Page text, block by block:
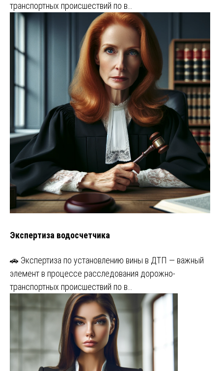
транспортных происшествий по в…
Экспертиза водосчетчика
🚗 Экспертиза по установлению вины в ДТП — важный
элемент в процессе расследования дорожно-
транспортных происшествий по в…